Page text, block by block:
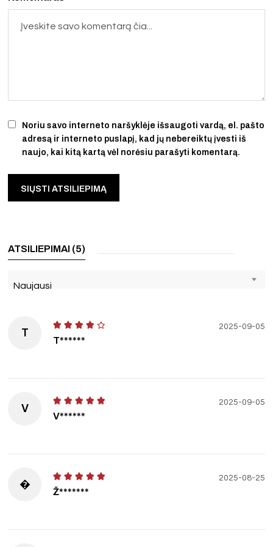
Noriu savo interneto naršyklėje išsaugoti vardą, el. pašto
adresą ir interneto puslapį, kad jų nebereiktų įvesti iš
naujo, kai kitą kartą vėl norėsiu parašyti komentarą.
ATSILIEPIMAI (5)
Naujausi
T
T******
2025-09-05
V
V******
2025-09-05
�
Ž*******
2025-08-25